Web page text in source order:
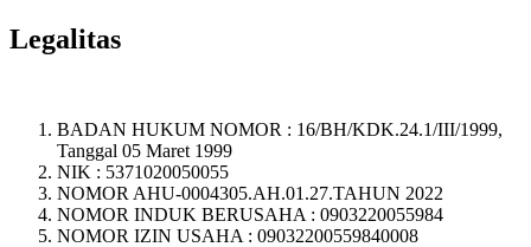
Legalitas
BADAN HUKUM NOMOR : 16/BH/KDK.24.1/III/1999,
Tanggal 05 Maret 1999
NIK : 5371020050055
NOMOR AHU-0004305.AH.01.27.TAHUN 2022
NOMOR INDUK BERUSAHA : 0903220055984
NOMOR IZIN USAHA : 09032200559840008